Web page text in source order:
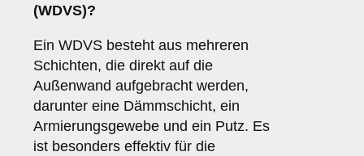
(WDVS)?
Ein WDVS besteht aus mehreren
Schichten, die direkt auf die
Außenwand aufgebracht werden,
darunter eine Dämmschicht, ein
Armierungsgewebe und ein Putz. Es
ist besonders effektiv für die